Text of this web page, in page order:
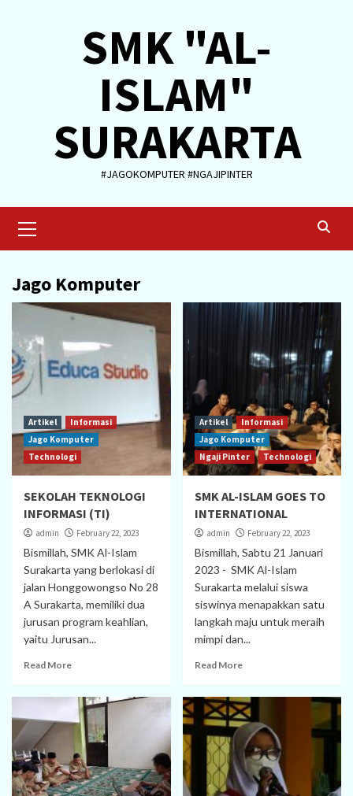
SMK "AL-
ISLAM"
SURAKARTA
#JAGOKOMPUTER #NGAJIPINTER
Menu
Jago Komputer
Artikel
Informasi
Jago Komputer
Technologi
SEKOLAH TEKNOLOGI
INFORMASI (TI)
admin February 22, 2023
Bismillah, SMK Al-Islam
Surakarta yang berlokasi di
jalan Honggowongso No 28
A Surakarta, memiliki dua
jurusan program keahlian,
yaitu Jurusan...
Read More
Artikel
Informasi
Jago Komputer
Ngaji Pinter
Technologi
SMK AL-ISLAM GOES TO
INTERNATIONAL
admin February 22, 2023
Bismillah, Sabtu 21 Januari
2023 - SMK Al-Islam
Surakarta melalui siswa
siswinya menapakkan satu
langkah maju untuk meraih
mimpi dan...
Read More